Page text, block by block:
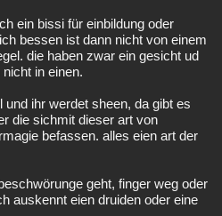
ein bissi für einbildung oder
bessen ist dann nicht von einem
die haben zwar ein gesicht ud
in einen.
ihr werdet sheen, da gibt es
die sichmit dieser art von
befassen. alles eien art der
geht, finger weg oder
auskennt eien druiden oder eine